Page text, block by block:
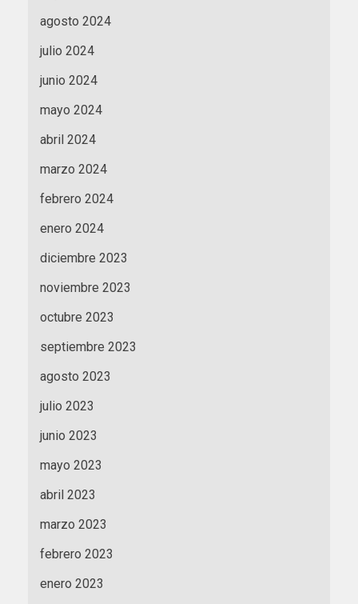
agosto 2024
julio 2024
junio 2024
mayo 2024
abril 2024
marzo 2024
febrero 2024
enero 2024
diciembre 2023
noviembre 2023
octubre 2023
septiembre 2023
agosto 2023
julio 2023
junio 2023
mayo 2023
abril 2023
marzo 2023
febrero 2023
enero 2023